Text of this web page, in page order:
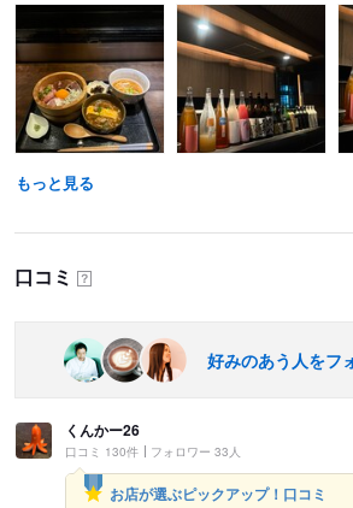
もっと見る
口コミ ？
好みのあう人をフ
くんかー26
口コミ 130件 フォロワー 33人
お店が選ぶピックアップ！口コミ